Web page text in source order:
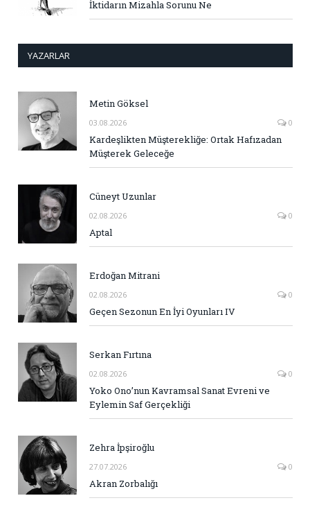
İktidarın Mizahla Sorunu Ne
YAZARLAR
Metin Göksel
03.08.2026 0
Kardeşlikten Müşterekliğe: Ortak Hafızadan
Müşterek Geleceğe
Cüneyt Uzunlar
02.08.2026 0
Aptal
Erdoğan Mitrani
02.08.2026 0
Geçen Sezonun En İyi Oyunları IV
Serkan Fırtına
02.08.2026 0
Yoko Ono’nun Kavramsal Sanat Evreni ve
Eylemin Saf Gerçekliği
Zehra İpşiroğlu
27.07.2026 0
Akran Zorbalığı